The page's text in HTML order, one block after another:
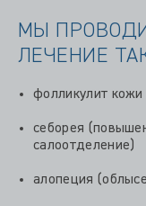
МЫ
ЛЕЧЕНИЕ
фолликулит кожи
себорея
салоотделение)
алопеция